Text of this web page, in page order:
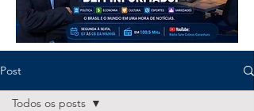
Post
Todos os posts